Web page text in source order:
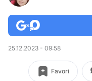
25.12.2023 - 09:58
Favori